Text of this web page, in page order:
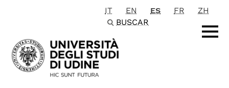
Passa al contenuto principale
IT EN ES FR
ZH
BUSCAR